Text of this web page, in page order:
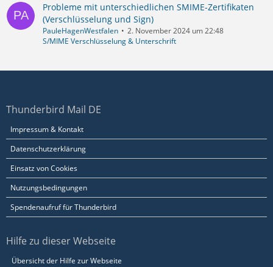
Probleme mit unterschiedlichen SMIME-Zertifikaten
(Verschlüsselung und Sign)
PauleHagenWestfalen
2. November 2024 um 22:48
S/MIME Verschlüsselung & Unterschrift
Thunderbird Mail DE
Impressum & Kontakt
Datenschutzerklärung
Einsatz von Cookies
Nutzungsbedingungen
Spendenaufruf für Thunderbird
Hilfe zu dieser Webseite
Übersicht der Hilfe zur Webseite